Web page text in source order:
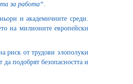
за работа“.
и академичните среди.
на милионите европейски
риск от трудови злополуки
подобрят безопасността и